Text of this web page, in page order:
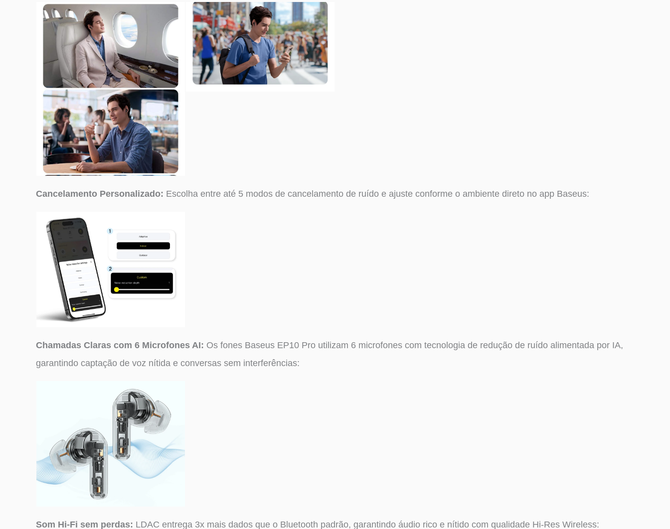
Cancelamento Personalizado: Escolha entre até 5 modos de cancelamento de ruído e ajuste conforme o ambiente direto no app Baseus:
Chamadas Claras com 6 Microfones AI: Os fones Baseus EP10 Pro utilizam 6 microfones com tecnologia de redução de ruído alimentada por IA,
garantindo captação de voz nítida e conversas sem interferências:
Som Hi-Fi sem perdas: LDAC entrega 3x mais dados que o Bluetooth padrão, garantindo áudio rico e nítido com qualidade Hi-Res Wireless: